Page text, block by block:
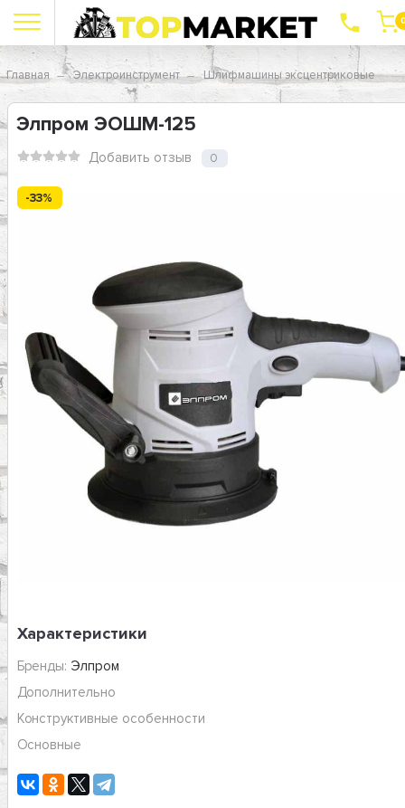
Главная Электроинструмент Шлифмашины эксцентриковые
Элпром ЭОШМ-125
Добавить отзыв 0
-33%
Характеристики
Бренды: Элпром
Дополнительно
Конструктивные особенности
Основные